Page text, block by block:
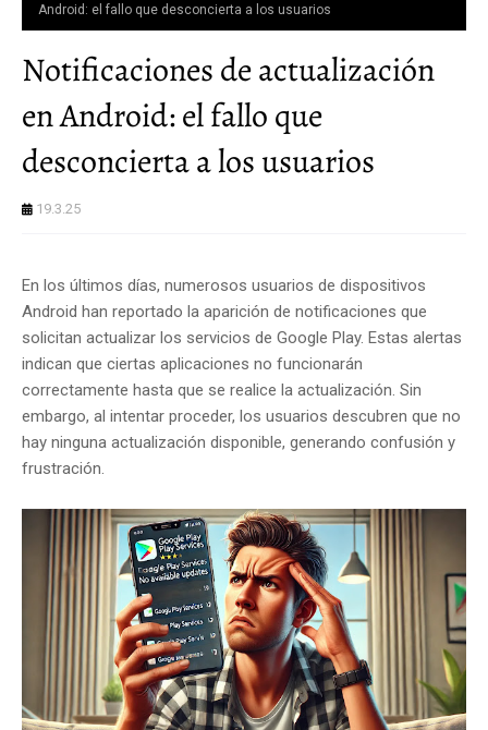
Android: el fallo que desconcierta a los usuarios
Notificaciones de actualización
en Android: el fallo que
desconcierta a los usuarios
19.3.25
En los últimos días, numerosos usuarios de dispositivos
Android han reportado la aparición de notificaciones que
solicitan actualizar los servicios de Google Play. Estas alertas
indican que ciertas aplicaciones no funcionarán
correctamente hasta que se realice la actualización. Sin
embargo, al intentar proceder, los usuarios descubren que no
hay ninguna actualización disponible, generando confusión y
frustración.